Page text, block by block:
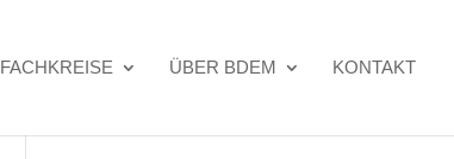
FACHKREISE ÜBER BDEM KONTAKT